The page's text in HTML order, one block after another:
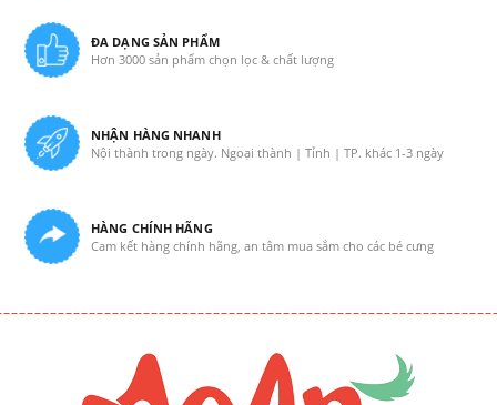
ĐA DẠNG SẢN PHẨM
Hơn 3000 sản phẩm chọn lọc & chất lượng
NHẬN HÀNG NHANH
Nội thành trong ngày. Ngoại thành | Tỉnh | TP. khác 1-3 ngày
HÀNG CHÍNH HÃNG
Cam kết hàng chính hãng, an tâm mua sắm cho các bé cưng